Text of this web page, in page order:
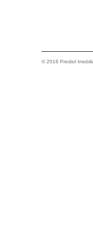
© 2016 Prediol